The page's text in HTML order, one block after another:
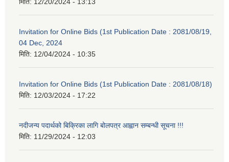
मिति: 12/20/2024 - 13:13
Invitation for Online Bids (1st Publication Date : 2081/08/19,
04 Dec, 2024
मिति: 12/04/2024 - 10:35
Invitation for Online Bids (1st Publication Date : 2081/08/18)
मिति: 12/03/2024 - 17:22
नदीजन्य पदार्थको बिक्रिका लागि बोलपत्र आह्वान सम्बन्धी सूचना !!!
मिति: 11/29/2024 - 12:03